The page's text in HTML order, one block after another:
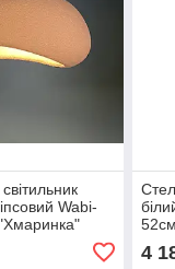
Wabi-
(400) WINE
4